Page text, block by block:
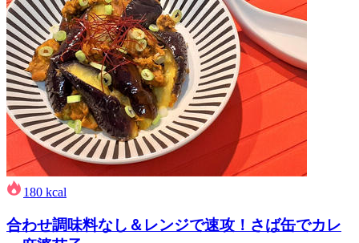
180 kcal
合わせ調味料なし＆レンジで速攻！さば缶でカレ